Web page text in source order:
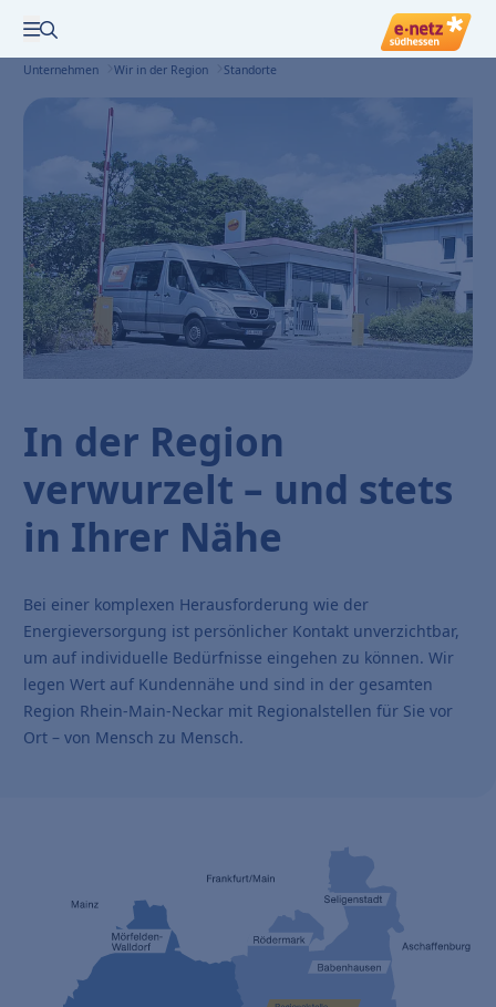
Menü öffnen
Unternehmen Wir in der Region Standorte
In der Region
verwurzelt – und stets
in Ihrer Nähe
Bei einer komplexen Herausforderung wie der
Energieversorgung ist persönlicher Kontakt unverzichtbar,
um auf individuelle Bedürfnisse eingehen zu können. Wir
legen Wert auf Kundennähe und sind in der gesamten
Region Rhein-Main-Neckar mit Regionalstellen für Sie vor
Ort – von Mensch zu Mensch.